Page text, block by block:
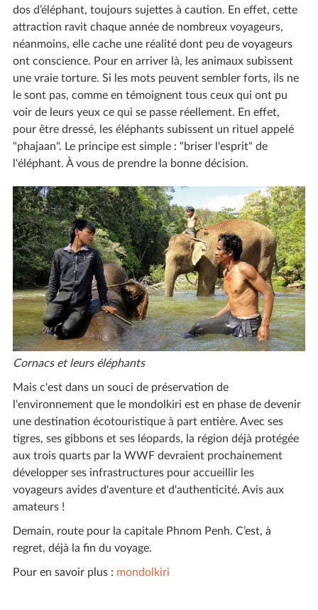
dos d’éléphant, toujours sujettes à caution. En effet, cette
attraction ravit chaque année de nombreux voyageurs,
néanmoins, elle cache une réalité dont peu de voyageurs
ont conscience. Pour en arriver là, les animaux subissent
une vraie torture. Si les mots peuvent sembler forts, ils ne
le sont pas, comme en témoignent tous ceux qui ont pu
voir de leurs yeux ce qui se passe réellement. En effet,
pour être dressé, les éléphants subissent un rituel appelé
"phajaan". Le principe est simple : "briser l'esprit" de
l'éléphant. À vous de prendre la bonne décision.
Cornacs et leurs éléphants
Mais c'est dans un souci de préservation de
l'environnement que le mondolkiri est en phase de devenir
une destination écotouristique à part entière. Avec ses
tigres, ses gibbons et ses léopards, la région déjà protégée
aux trois quarts par la WWF devraient prochainement
développer ses infrastructures pour accueillir les
voyageurs avides d'aventure et d'authenticité. Avis aux
amateurs !
Demain, route pour la capitale Phnom Penh. C’est, à
regret, déjà la fin du voyage.
Pour en savoir plus : mondolkiri